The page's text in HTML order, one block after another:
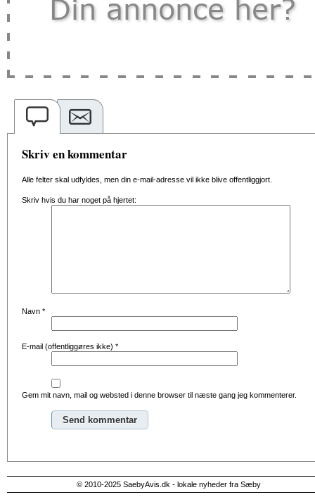
Skriv en kommentar
Alle felter skal udfyldes, men din e-mail-adresse vil ikke blive offentliggjort.
Skriv hvis du har noget på hjertet:
Navn *
E-mail (offentliggøres ikke) *
Gem mit navn, mail og websted i denne browser til næste gang jeg kommenterer.
© 2010-2025 SaebyAvis.dk - lokale nyheder fra Sæby